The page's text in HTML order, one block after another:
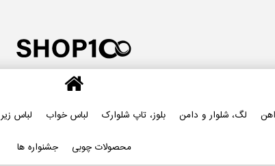
لگ، شلوار و دامن بلوز، تاپ شلوارک لباس خواب لباس زیر
محصولات چوبی جشنواره ها